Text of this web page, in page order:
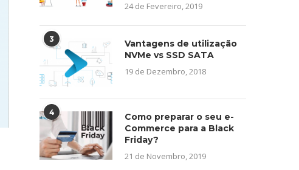
24 de Fevereiro, 2019
3
Vantagens de utilização
NVMe vs SSD SATA
19 de Dezembro, 2018
4
Como preparar o seu e-
Commerce para a Black
Friday?
21 de Novembro, 2019